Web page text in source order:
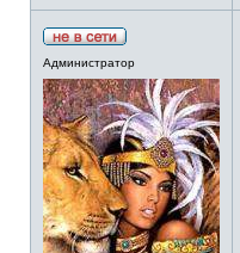
Администратор